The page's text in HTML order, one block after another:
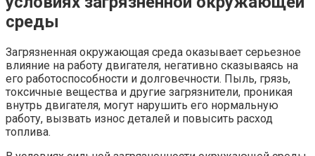
среды
Загрязненная окружающая среда оказывает серьезное
влияние на работу двигателя, негативно сказываясь на
его работоспособности и долговечности. Пыль, грязь,
токсичные вещества и другие загрязнители, проникая
внутрь двигателя, могут нарушить его нормальную
работу, вызвать износ деталей и повысить расход
топлива.